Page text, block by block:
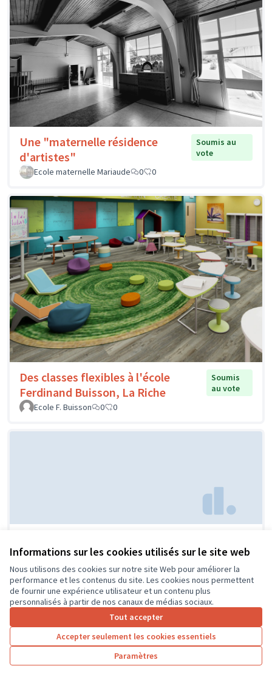
Informations sur les cookies utilisés sur le site web
Nous utilisons des cookies sur notre site Web pour améliorer la
performance et les contenus du site. Les cookies nous permettent
de fournir une expérience utilisateur et un contenu plus
personnalisés à partir de nos canaux de médias sociaux.
Tout accepter
Accepter seulement les cookies essentiels
Paramètres
Une "maternelle résidence
d'artistes"
Soumis au
vote
Ecole maternelle Mariaude
0 0
Des classes flexibles à l'école
Ferdinand Buisson, La Riche
Soumis
au vote
Ecole F. Buisson
0 0
collège
vote
Thomas
0 0
Résultats par page : 50
1 2 3